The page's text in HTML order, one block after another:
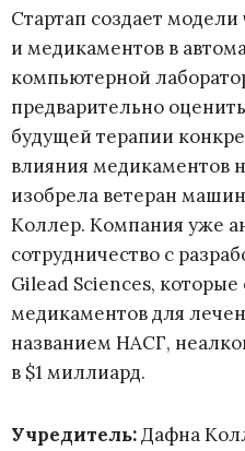
Стартап создает
и медикаментов в
компьютерной
предварительно
будущей терапии
влияния медикаментов
изобрела ветеран
Коллер. Компания уже
сотрудничество с
Gilead Sciences,
медикаментов для
названием НАСГ,
в $1 миллиард.
Учредитель:Дафна